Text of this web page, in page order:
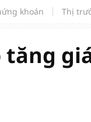
tầng đang mở ra chu
thuế cho hộ, cá
7/8: Thị trường lặng
khoán Thị
tăng